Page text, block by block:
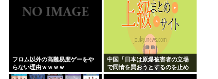
フロム以外の高難易度ゲーをや
らない理由ｗｗｗｗ
中国「日本は原爆被害者の立場
で同情を買おうとするのを止め
ろ」